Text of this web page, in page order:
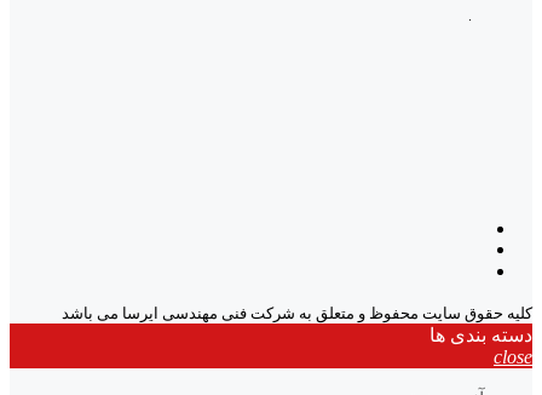
.
کلیه حقوق سایت محفوظ و متعلق به شرکت فنی مهندسی ایرسا می باشد
دسته بندی ها
close